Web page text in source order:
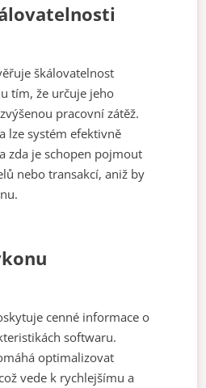
škálovatelnost
tím, že určuje jeho
pracovní zátěž.
lze systém efektivně
zda je schopen pojmout
nebo transakcí, aniž by
cenné informace o
softwaru.
optimalizovat
vede k rychlejšímu a